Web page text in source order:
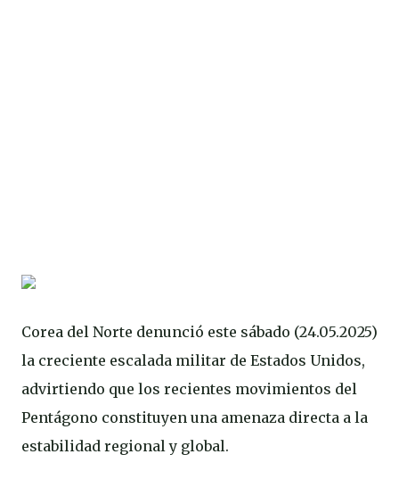
Corea del Norte denunció este sábado (24.05.2025)
la creciente escalada militar de Estados Unidos,
advirtiendo que los recientes movimientos del
Pentágono constituyen una amenaza directa a la
estabilidad regional y global.